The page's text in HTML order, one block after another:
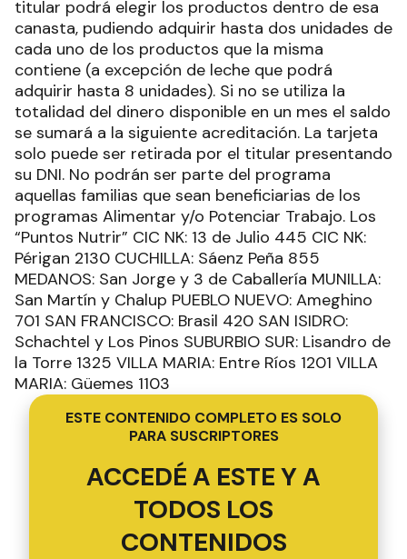
titular podrá elegir los productos dentro de esa
canasta, pudiendo adquirir hasta dos unidades de
cada uno de los productos que la misma
contiene (a excepción de leche que podrá
adquirir hasta 8 unidades). Si no se utiliza la
totalidad del dinero disponible en un mes el saldo
se sumará a la siguiente acreditación. La tarjeta
solo puede ser retirada por el titular presentando
su DNI. No podrán ser parte del programa
aquellas familias que sean beneficiarias de los
programas Alimentar y/o Potenciar Trabajo. Los
“Puntos Nutrir” CIC NK: 13 de Julio 445 CIC NK:
Périgan 2130 CUCHILLA: Sáenz Peña 855
MEDANOS: San Jorge y 3 de Caballería MUNILLA:
San Martín y Chalup PUEBLO NUEVO: Ameghino
701 SAN FRANCISCO: Brasil 420 SAN ISIDRO:
Schachtel y Los Pinos SUBURBIO SUR: Lisandro de
la Torre 1325 VILLA MARIA: Entre Ríos 1201 VILLA
MARIA: Güemes 1103
ESTE CONTENIDO COMPLETO ES SOLO
PARA SUSCRIPTORES
ACCEDÉ A ESTE Y A
TODOS LOS
CONTENIDOS